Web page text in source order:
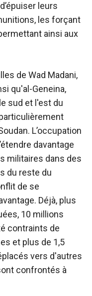
leurs
les forçant
ainsi aux
de Wad Madani,
qu'al-Geneina,
sud et l'est du
L’occupation
davantage
militaires dans des
du reste du
de se
Déjà, plus
10 millions
contraints de
et plus de 1,5
vers d'autres
confrontés à